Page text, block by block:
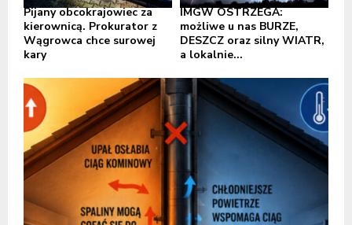
Pijany obcokrajowiec za
kierownicą. Prokurator z
Wągrowca chce surowej
kary
IMGW OSTRZEGA:
możliwe u nas BURZE,
DESZCZ oraz silny WIATR,
a lokalnie...